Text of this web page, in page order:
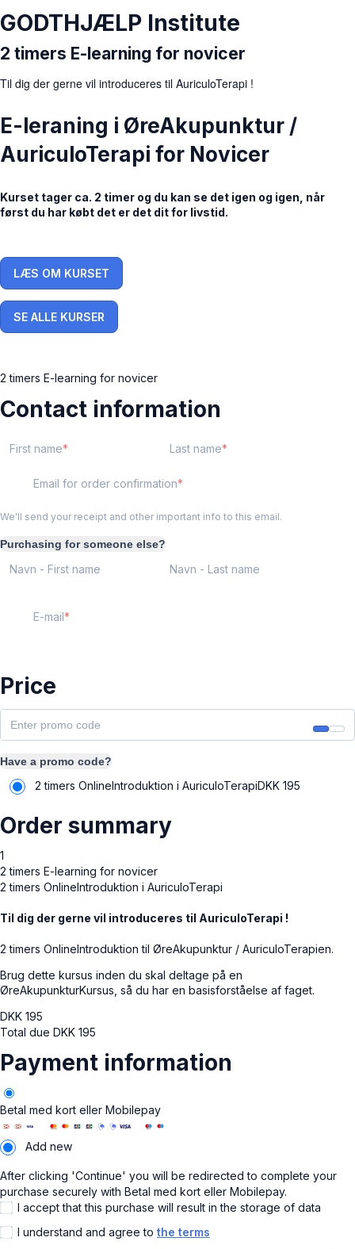
GODTHJÆLP Institute
2 timers E-learning for novicer
Til dig der gerne vil introduceres til AuriculoTerapi !
E-leraning i ØreAkupunktur /
AuriculoTerapi for Novicer
Kurset tager ca. 2 timer og du kan se det igen og igen, når
først du har købt det er det dit for livstid.
LÆS OM KURSET
SE ALLE KURSER
2 timers E-learning for novicer
Contact information
First name Last name
Email for order confirmation
We'll send your receipt and other important info to this email.
Purchasing for someone else?
Navn - First name Navn - Last name
E-mail
Price
Have a promo code?
2 timers OnlineIntroduktion i AuriculoTerapiDKK 195
Order summary
1
2 timers E-learning for novicer
2 timers OnlineIntroduktion i AuriculoTerapi
Til dig der gerne vil introduceres til AuriculoTerapi !
2 timers OnlineIntroduktion til ØreAkupunktur / AuriculoTerapien.
Brug dette kursus inden du skal deltage på en
ØreAkupunkturKursus, så du har en basisforståelse af faget.
DKK 195
Total due DKK 195
Payment information
Betal med kort eller Mobilepay
Add new
After clicking 'Continue' you will be redirected to complete your
purchase securely with Betal med kort eller Mobilepay.
I accept that this purchase will result in the storage of data
I understand and agree to the terms